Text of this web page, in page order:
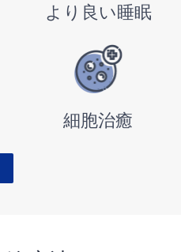
より良い睡眠
細胞治癒